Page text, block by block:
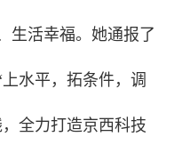
生活幸福。她通报了
水平，拓条件，调
全力打造京西科技